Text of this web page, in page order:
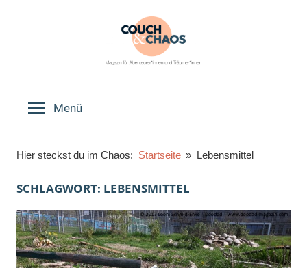
Chaos
Menü
Hier steckst du im Chaos: Startseite Lebensmittel
SCHLAGWORT: LEBENSMITTEL